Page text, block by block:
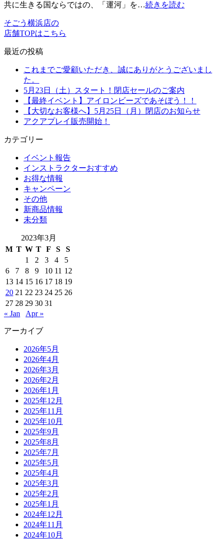
共に生きる国ならではの、「運河」を…続きを読む
そごう横浜店の
店舗TOPはこちら
最近の投稿
これまでご愛顧いただき、誠にありがとうございまし
た。
5月23日（土）スタート！閉店セールのご案内
【最終イベント】アイロンビーズであそぼう！！
【大切なお客様へ】5月25日（月）閉店のお知らせ
アクアプレイ販売開始！
カテゴリー
イベント報告
インストラクターおすすめ
お得な情報
キャンペーン
その他
新商品情報
未分類
2023年3月
M T W T F S
S
1
2 3 4
5
6
7 8 9 10 11 12
13 14 15 16 17 18 19
20 21 22 23 24 25 26
27 28 29 30 31
« Jan
Apr »
アーカイブ
2026年5月
2026年4月
2026年3月
2026年2月
2026年1月
2025年12月
2025年11月
2025年10月
2025年9月
2025年8月
2025年7月
2025年5月
2025年4月
2025年3月
2025年2月
2025年1月
2024年12月
2024年11月
2024年10月